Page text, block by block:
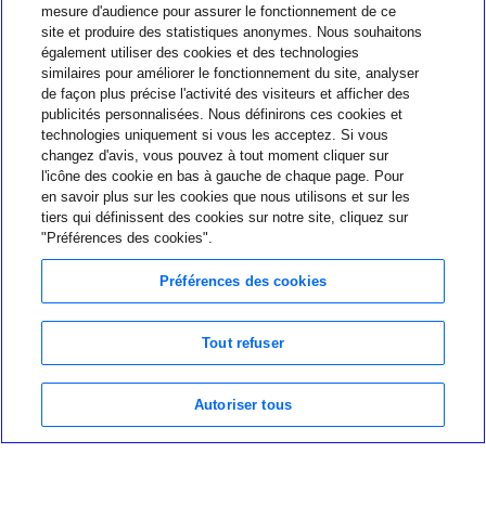
Language and region were successfully changed.
Nous joindre
1-800-284-4416
À propos de MiniMed
Information
Politique-cadre relative à la confidentialité des données
mesure d'audience pour assurer le fonctionnement de ce
site et produire des statistiques anonymes. Nous souhaitons
également utiliser des cookies et des technologies
similaires pour améliorer le fonctionnement du site, analyser
de façon plus précise l'activité des visiteurs et afficher des
publicités personnalisées. Nous définirons ces cookies et
technologies uniquement si vous les acceptez. Si vous
changez d'avis, vous pouvez à tout moment cliquer sur
l'icône des cookie en bas à gauche de chaque page. Pour
en savoir plus sur les cookies que nous utilisons et sur les
tiers qui définissent des cookies sur notre site, cliquez sur
"Préférences des cookies".
Préférences des cookies
Tout refuser
Autoriser tous